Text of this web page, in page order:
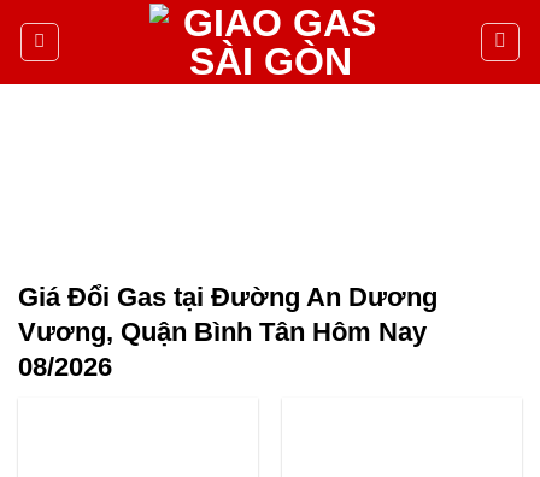
Giá Đổi Gas tại Đường An Dương
Vương, Quận Bình Tân Hôm Nay
08/2026